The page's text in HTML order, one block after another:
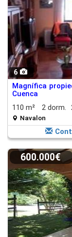
6
Magnífica
Cuenca
110 m²
2 dorm.
Navalon
600.000€